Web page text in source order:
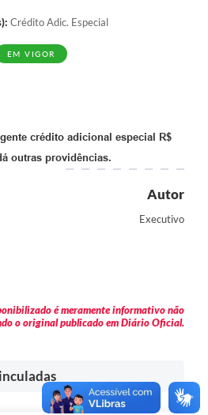
Crédito Adic. Especial
EM VIGOR
crédito adicional especial R$
outras providências.
Autor
Executivo
é meramente informativo não
o original publicado em Diário Oficial.